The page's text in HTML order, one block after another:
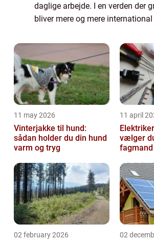
daglige arbejde. I en verden der
bliver mere og mere international
en fordel, med stærke sproglige
11 may 2026
Vinterjakke til hund:
sådan holder du din hund
varm og tryg
11 april
Elektriker
vælger
02 february 2026 02